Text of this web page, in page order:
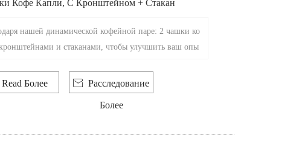
Кофе Капли, С Кронштейном + Стакан
нашей динамической кофейной паре: 2 чашки ко
и стаканами, чтобы улучшить ваш опы
питья.
Read Более  Расследование
Более